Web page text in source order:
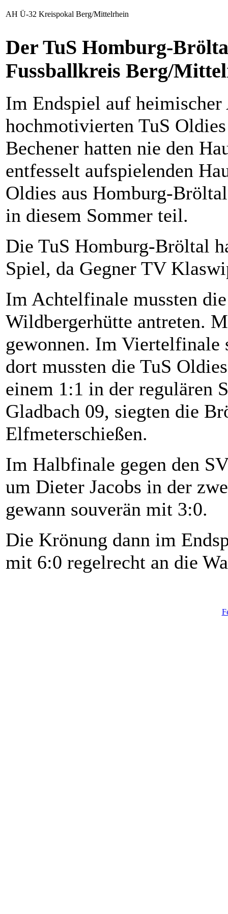
AH Ü-32 Kreispokal Berg/Mittelrhein
Der TuS Homburg-
Fussballkreis Berg/
Im Endspiel auf
hochmotivierten TuS
Bechener hatten nie den
entfesselt aufspielenden
Oldies aus Homburg-
in diesem Sommer teil.
Die TuS Homburg-Bröltal
Spiel, da Gegner TV
Im Achtelfinale mussten
Wildbergerhütte antreten.
gewonnen. Im Viertelfinale
dort mussten die TuS
einem 1:1 in der regulären
Gladbach 09, siegten die
Elfmeterschießen.
Im Halbfinale gegen den
um Dieter Jacobs in der
gewann souverän mit 3:0.
Die Krönung dann im
mit 6:0 regelrecht an die